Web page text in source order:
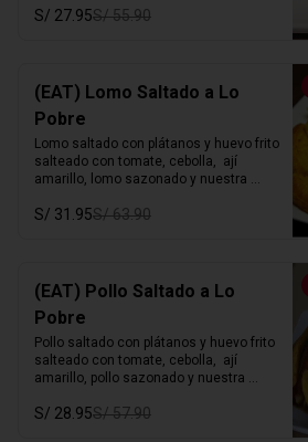
S/ 27.95S/ 55.90
(EAT) Lomo Saltado a Lo
Pobre
Lomo saltado con plátanos y huevo frito
salteado con tomate, cebolla,  ají
amarillo, lomo sazonado y nuestra
S/ 31.95S/ 63.90
(EAT) Pollo Saltado a Lo
Pobre
Pollo saltado con plátanos y huevo frito
salteado con tomate, cebolla,  ají
amarillo, pollo sazonado y nuestra
S/ 28.95S/ 57.90